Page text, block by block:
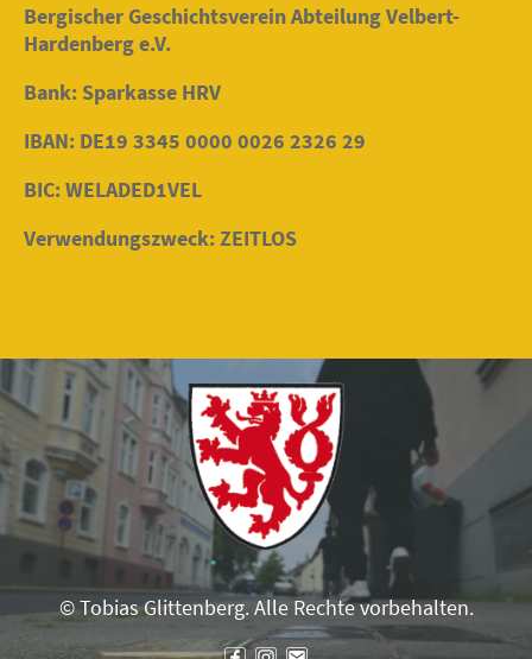
Bergischer Geschichtsverein Abteilung Velbert-
Hardenberg e.V.
Bank: Sparkasse HRV
IBAN: DE19 3345 0000 0026 2326 29
BIC: WELADED1VEL
Verwendungszweck: ZEITLOS
© Tobias Glittenberg. Alle Rechte vorbehalten.